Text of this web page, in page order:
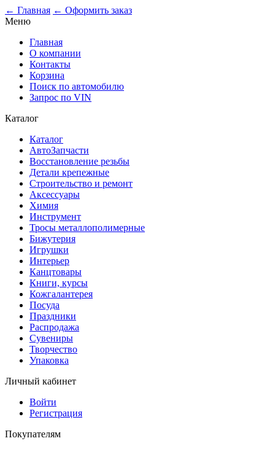
← Главная ← Оформить заказ
Меню
Главная
О компании
Контакты
Корзина
Поиск по автомобилю
Запрос по VIN
Каталог
Каталог
АвтоЗапчасти
Восстановление резьбы
Детали крепежные
Строительство и ремонт
Аксессуары
Химия
Инструмент
Тросы металлополимерные
Бижутерия
Игрушки
Интерьер
Канцтовары
Книги, курсы
Кожгалантерея
Посуда
Праздники
Распродажа
Сувениры
Творчество
Упаковка
Личный кабинет
Войти
Регистрация
Покупателям